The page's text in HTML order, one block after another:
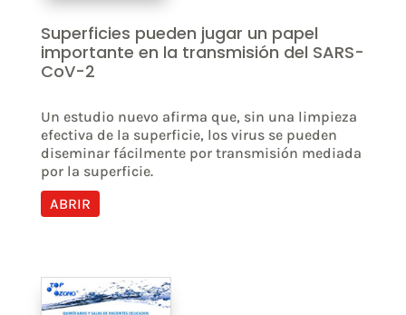
Superficies pueden jugar un papel
importante en la transmisión del SARS-
CoV-2
Un estudio nuevo afirma que, sin una limpieza
efectiva de la superficie, los virus se pueden
diseminar fácilmente por transmisión mediada
por la superficie.
ABRIR